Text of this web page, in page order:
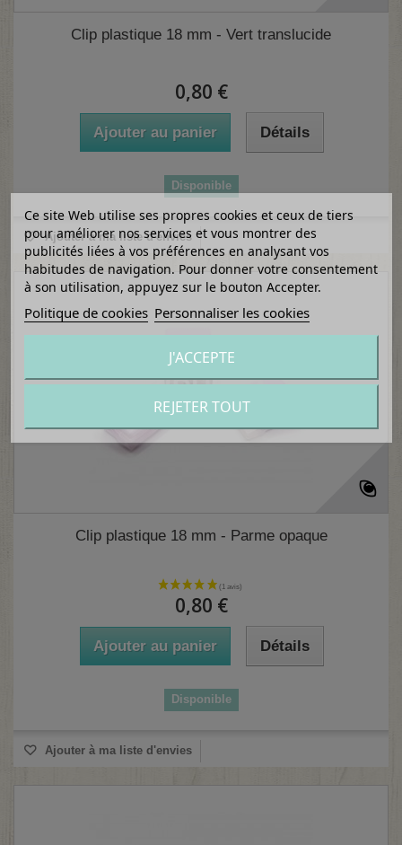
Clip plastique 18 mm - Vert translucide
0,80 €
Ajouter au panier Détails
Disponible
Ajouter à ma liste d'envies
Clip plastique 18 mm - Parme opaque
0,80 €
Ajouter au panier Détails
Disponible
Ajouter à ma liste d'envies
Ce site Web utilise ses propres cookies et ceux de tiers
pour améliorer nos services et vous montrer des
publicités liées à vos préférences en analysant vos
habitudes de navigation. Pour donner votre consentement
à son utilisation, appuyez sur le bouton Accepter.
Politique de cookies Personnaliser les cookies
REJETER TOUT
J'ACCEPTE